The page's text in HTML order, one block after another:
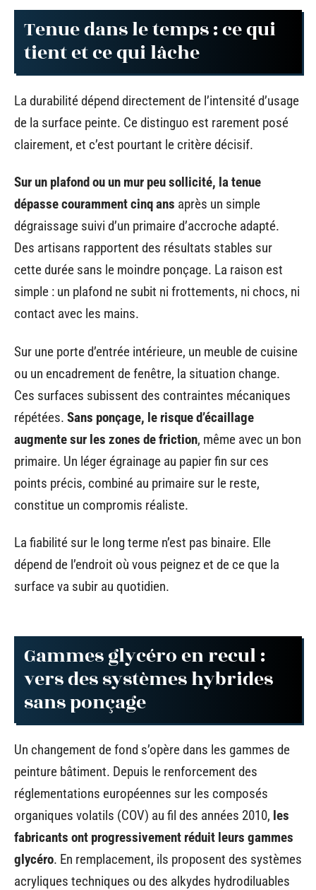
Tenue dans le temps : ce qui
tient et ce qui lâche
La durabilité dépend directement de l’intensité d’usage
de la surface peinte. Ce distinguo est rarement posé
clairement, et c’est pourtant le critère décisif.
Sur un plafond ou un mur peu sollicité, la tenue
dépasse couramment cinq ans après un simple
dégraissage suivi d’un primaire d’accroche adapté.
Des artisans rapportent des résultats stables sur
cette durée sans le moindre ponçage. La raison est
simple : un plafond ne subit ni frottements, ni chocs, ni
contact avec les mains.
Sur une porte d’entrée intérieure, un meuble de cuisine
ou un encadrement de fenêtre, la situation change.
Ces surfaces subissent des contraintes mécaniques
répétées. Sans ponçage, le risque d’écaillage
augmente sur les zones de friction, même avec un bon
primaire. Un léger égrainage au papier fin sur ces
points précis, combiné au primaire sur le reste,
constitue un compromis réaliste.
La fiabilité sur le long terme n’est pas binaire. Elle
dépend de l’endroit où vous peignez et de ce que la
surface va subir au quotidien.
Gammes glycéro en recul :
vers des systèmes hybrides
sans ponçage
Un changement de fond s’opère dans les gammes de
peinture bâtiment. Depuis le renforcement des
réglementations européennes sur les composés
organiques volatils (COV) au fil des années 2010, les
fabricants ont progressivement réduit leurs gammes
glycéro. En remplacement, ils proposent des systèmes
acryliques techniques ou des alkydes hydrodiluables